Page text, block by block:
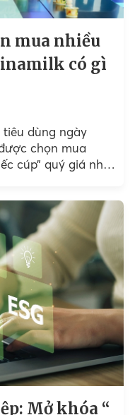
mua nhiều
có gì
dùng ngày
chọn mua
cúp” quý giá nhất
chọn mua
Họ đã làm điều
Mở khóa “